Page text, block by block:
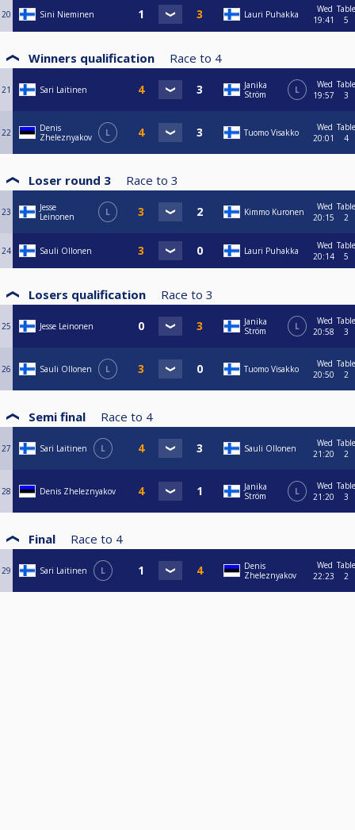
20 Sini Nieminen Lauri Puhakka
Wed
19:41
Table
5
Winners qualification Race to 4
21 Sari Laitinen
Janika
Ström
L
Wed
19:57
Table
3
22
Denis
Zheleznyakov
L Tuomo Visakko
Wed
20:01
Table
4
Loser round 3 Race to 3
23
Jesse
Leinonen
L Kimmo Kuronen
Wed
20:15
Table
2
24 Sauli Ollonen Lauri Puhakka
Wed
20:14
Table
5
Losers qualification Race to 3
25 Jesse Leinonen
Janika
Ström
L
Wed
20:58
Table
3
26 Sauli Ollonen L Tuomo Visakko
Wed
20:50
Table
2
Semi final Race to 4
27 Sari Laitinen L Sauli Ollonen
Wed
21:20
Table
2
28 Denis Zheleznyakov
Janika
Ström
L
Wed
21:20
Table
3
Final Race to 4
29 Sari Laitinen L
Denis
Zheleznyakov
Wed
22:23
Table
2